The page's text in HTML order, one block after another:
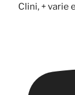
Clini, + varie